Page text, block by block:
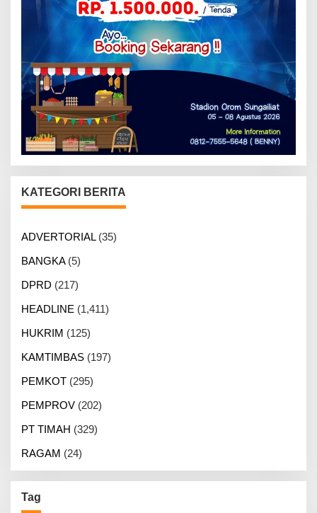
KATEGORI BERITA
ADVERTORIAL(35)
BANGKA(5)
DPRD (217)
HEADLINE (1,411)
HUKRIM (125)
KAMTIMBAS (197)
PEMKOT (295)
PEMPROV (202)
PT TIMAH (329)
RAGAM (24)
Tag